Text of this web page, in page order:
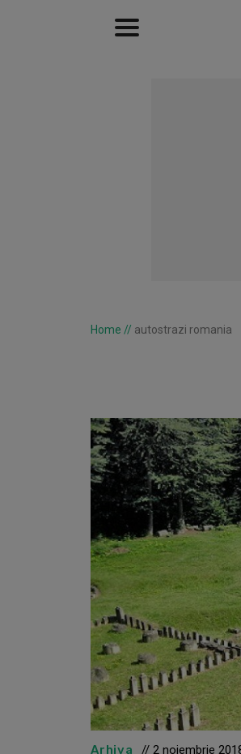
Home // autostrazi romania
Arhiva // 2 noiembrie